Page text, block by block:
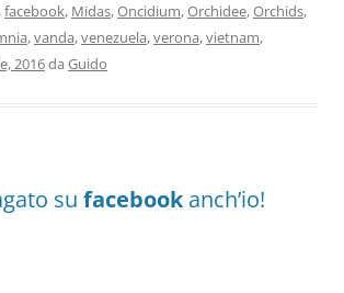
,facebook, Midas,Oncidium,Orchidee,Orchids,
,vanda,venezuela,verona,vietnam,
2016da Guido
su facebookanch’io!